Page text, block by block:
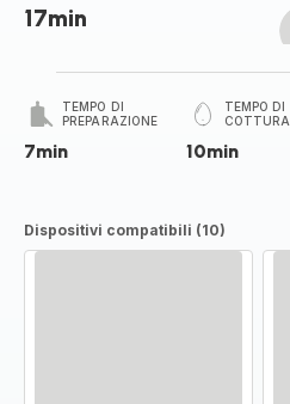
17min
TEMPO DI
PREPARAZIONE
7min
TEMPO DI
COTTURA
10min
Dispositivi compatibili (10)